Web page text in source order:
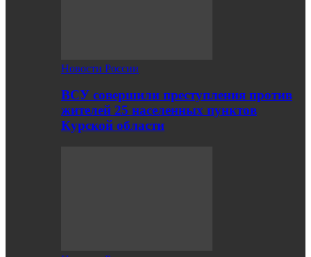
Новости России
ВСУ совершили преступления против
жителей 25 населенных пунктов
Курской области